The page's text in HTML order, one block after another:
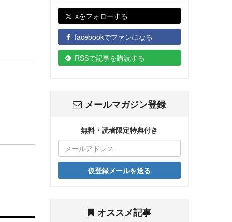
xをフォローする
facebookでファンになる
RSSで記事を購読する
メールマガジン登録
無料・読者限定特典付き
仮登録メールを送る
オススメ記事